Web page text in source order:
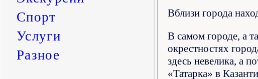
Спорт
Услуги
Разное
Вблизи города
В самом городе, а
окрестностях
здесь невелика, а
«Татарка» в